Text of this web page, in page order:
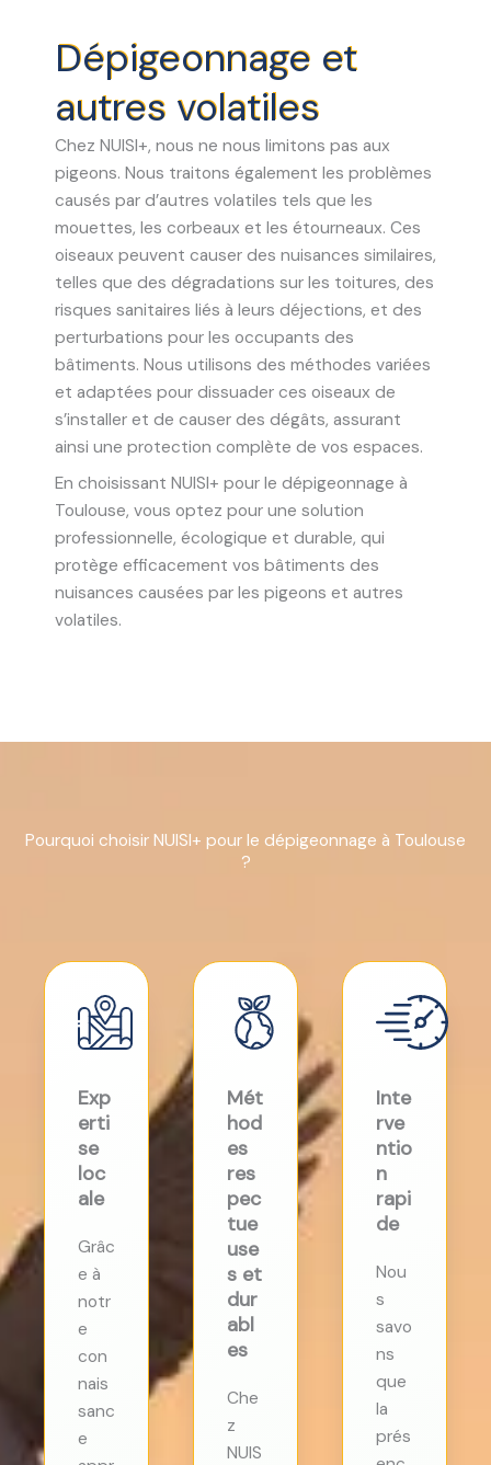
Dépigeonnage et
autres volatiles
Chez NUISI+, nous ne nous limitons pas aux
pigeons. Nous traitons également les problèmes
causés par d’autres volatiles tels que les
mouettes, les corbeaux et les étourneaux. Ces
oiseaux peuvent causer des nuisances similaires,
telles que des dégradations sur les toitures, des
risques sanitaires liés à leurs déjections, et des
perturbations pour les occupants des
bâtiments. Nous utilisons des méthodes variées
et adaptées pour dissuader ces oiseaux de
s’installer et de causer des dégâts, assurant
ainsi une protection complète de vos espaces.
En choisissant NUISI+ pour le dépigeonnage à
Toulouse, vous optez pour une solution
professionnelle, écologique et durable, qui
protège efficacement vos bâtiments des
nuisances causées par les pigeons et autres
volatiles.
Pourquoi choisir NUISI+ pour le dépigeonnage à Toulouse
?
Exp
erti
se
loc
ale
Grâc
e à
notr
e
con
nais
sanc
e
Mét
hod
es
res
pec
tue
use
s et
dur
abl
es
Che
z
NUIS
Inte
rve
ntio
n
rapi
de
Nou
s
savo
ns
que
la
prés